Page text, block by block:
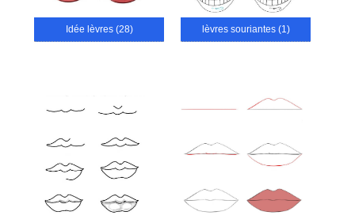
Idée lèvres (28) lèvres souriantes (1)